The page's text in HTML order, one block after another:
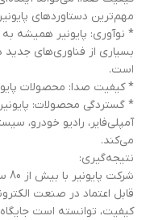
مهم‌ترین دستاوردهای
* نوآوری: پایونیر همیشه
بسیاری از فناوری‌های
است.
* کیفیت صدا: محصولات
* گستردگی محصولات:
آمپلی‌فایر، رادیو خودرو،
می‌کند.
نتیجه‌گیری:
قابل اعتماد در صنعت
کیفیت، توانسته است